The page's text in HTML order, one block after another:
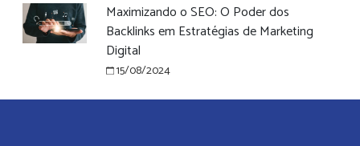
Maximizando o SEO: O Poder dos
Backlinks em Estratégias de Marketing
Digital
15/08/2024